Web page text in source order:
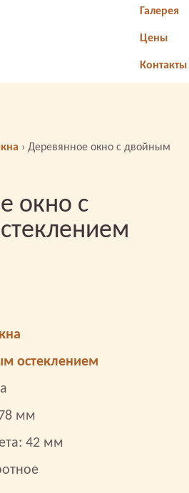
Галерея
Цены
Контакты
› Деревянное окно с двойным
окно с
остеклением
мм
42 мм